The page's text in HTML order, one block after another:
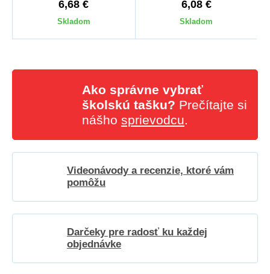
6,68 €
Skladom
6,08 €
Skladom
Ako správne vybrať
školskú tašku? Prečítajte si
nášho sprievodcu.
Videonávody a recenzie, ktoré vám
pomôžu
Darčeky pre radosť ku každej
objednávke